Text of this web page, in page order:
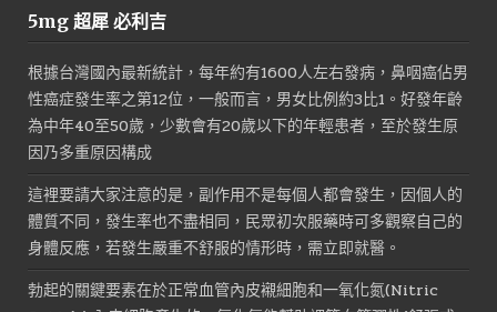
5mg 超犀 必利吉
根據台灣國內最新統計，每年約有1600人左右發病，鼻咽癌佔男
性癌症發生率之第12位，一般而言，男女比例約3比1。好發年齡
為中年40至50歲，少數會有20歲以下的年輕患者，至於發生原
因乃多重原因構成
這裡要請大家注意的是，副作用不是每個人都會發生，因個人的
體質不同，發生率也不盡相同，民眾初次服藥時可多觀察自己的
身體反應，若發生嚴重不舒服的情形時，需立即就醫。
勃起的關鍵要素在於正常血管內皮襯細胞和一氧化氮(Nitric